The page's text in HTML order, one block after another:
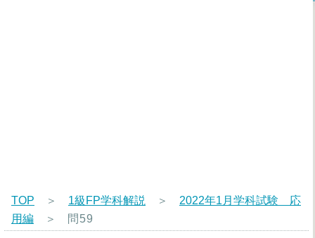
TOP ＞ 1級FP学科解説 ＞ 2022年1月学科試験 応
用編 ＞ 問59